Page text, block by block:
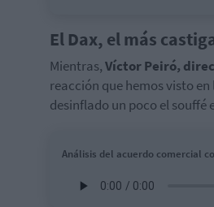
El Dax, el más
Mientras,Víctor Peiró,
reacción que hemos visto
desinflado un poco el souffé
Análisis del acuerdo comercial